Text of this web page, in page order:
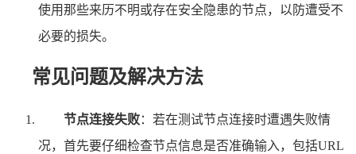
使用那些来历不明或存在安全隐患的节点，以防遭受不
必要的损失。
常见问题及解决方法
节点连接失败：若在测试节点连接时遭遇失败情
况，首先要仔细检查节点信息是否准确输入，包括URL